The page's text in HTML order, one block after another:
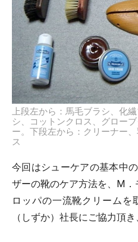
上段左から：馬毛ブラシ、化
シ、コットンクロス、グロー
ー。下段左から：クリーナー
ス
今回はシューケアの基本中
ザーの靴のケア方法を、M．
ロッパの一流靴クリームを
（しずか）社長にご協力頂